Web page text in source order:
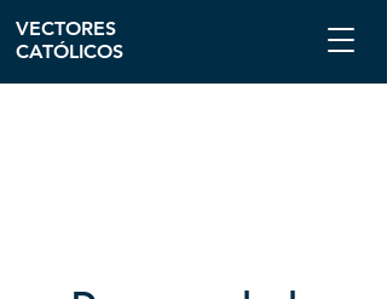
VECTORES
CATÓLICOS